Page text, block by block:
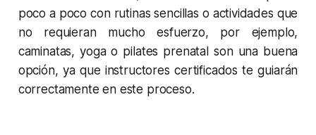
poco a poco con rutinas sencillas o actividades que
no requieran mucho esfuerzo, por ejemplo,
caminatas, yoga o pilates prenatal son una buena
opción, ya que instructores certificados te guiarán
correctamente en este proceso.